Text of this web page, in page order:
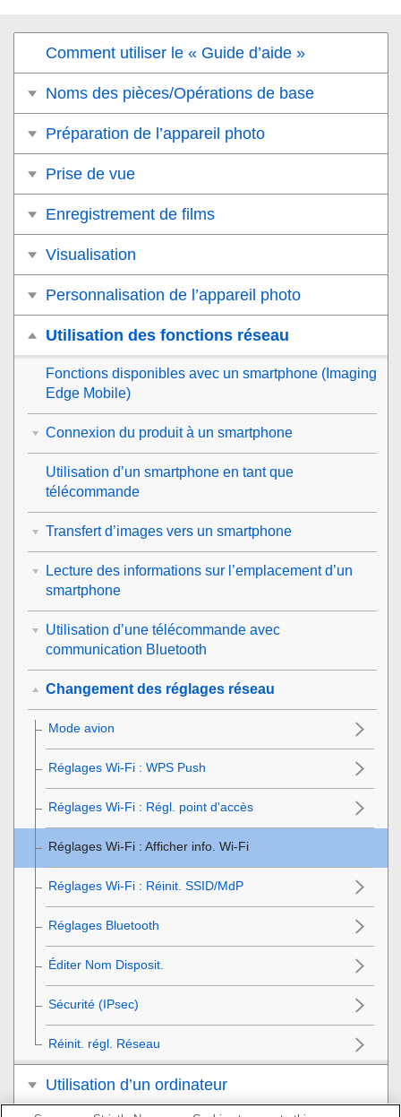
Comment utiliser le « Guide d’aide »
Noms des pièces/Opérations de base
Préparation de l’appareil photo
Prise de vue
Enregistrement de films
Visualisation
Personnalisation de l’appareil photo
Utilisation des fonctions réseau
Fonctions disponibles avec un smartphone (Imaging
Edge Mobile)
Connexion du produit à un smartphone
Utilisation d’un smartphone en tant que
télécommande
Transfert d’images vers un smartphone
Lecture des informations sur l’emplacement d’un
smartphone
Utilisation d’une télécommande avec
communication Bluetooth
Changement des réglages réseau
Mode avion
Réglages Wi-Fi : WPS Push
Réglages Wi-Fi : Régl. point d'accès
Réglages Wi-Fi : Afficher info. Wi-Fi
Réglages Wi-Fi : Réinit. SSID/MdP
Réglages Bluetooth
Éditer Nom Disposit.
Sécurité (IPsec)
Réinit. régl. Réseau
Utilisation d’un ordinateur